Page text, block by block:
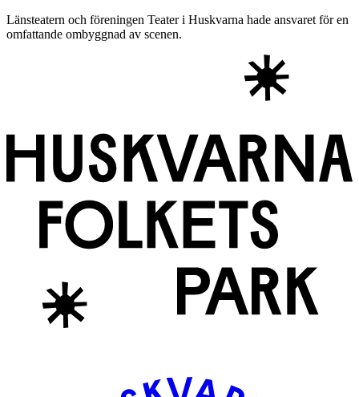
Länsteatern och föreningen Teater i Huskvarna hade ansvaret för en
omfattande ombyggnad av scenen.